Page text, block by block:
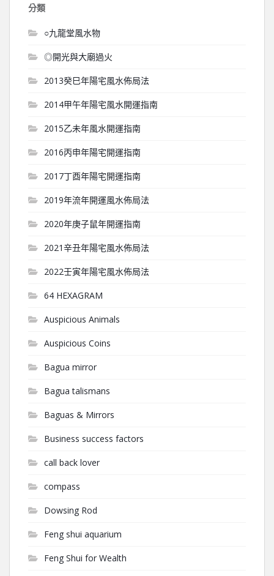
分類
○九龍堂風水物
◎開光與大廟過火
2013癸巳年陽宅風水佈局法
2014甲午年陽宅風水開運指南
2015乙未年風水開運指南
2016丙申年陽宅開運指南
2017丁酉年陽宅開運指南
2019年流年開運風水佈局法
2020年庚子鼠年開運指南
2021辛丑年陽宅風水佈局法
2022壬寅年陽宅風水佈局法
64 HEXAGRAM
Auspicious Animals
Auspicious Coins
Bagua mirror
Bagua talismans
Baguas & Mirrors
Business success factors
call back lover
compass
Dowsing Rod
Feng shui aquarium
Feng Shui for Wealth